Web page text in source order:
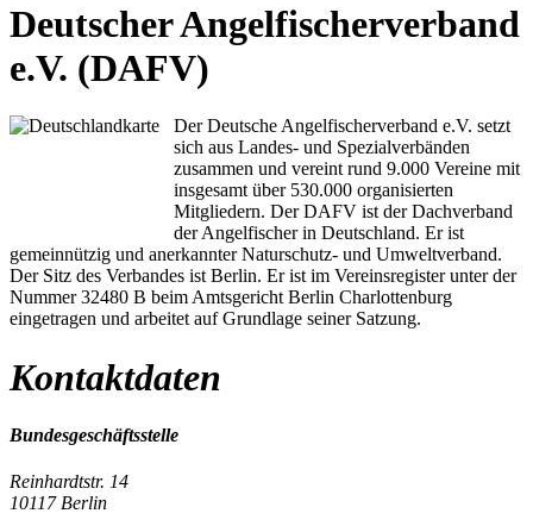
Deutscher Angelfischerverband
e.V. (DAFV)
Der Deutsche Angelfischerverband e.V. setzt
sich aus Landes- und Spezialverbänden
zusammen und vereint rund 9.000 Vereine mit
insgesamt über 530.000 organisierten
Mitgliedern. Der DAFV ist der Dachverband
der Angelfischer in Deutschland. Er ist
gemeinnützig und anerkannter Naturschutz- und Umweltverband.
Der Sitz des Verbandes ist Berlin. Er ist im Vereinsregister unter der
Nummer 32480 B beim Amtsgericht Berlin Charlottenburg
eingetragen und arbeitet auf Grundlage seiner Satzung.
Kontaktdaten
Bundesgeschäftsstelle
Reinhardtstr. 14
10117 Berlin